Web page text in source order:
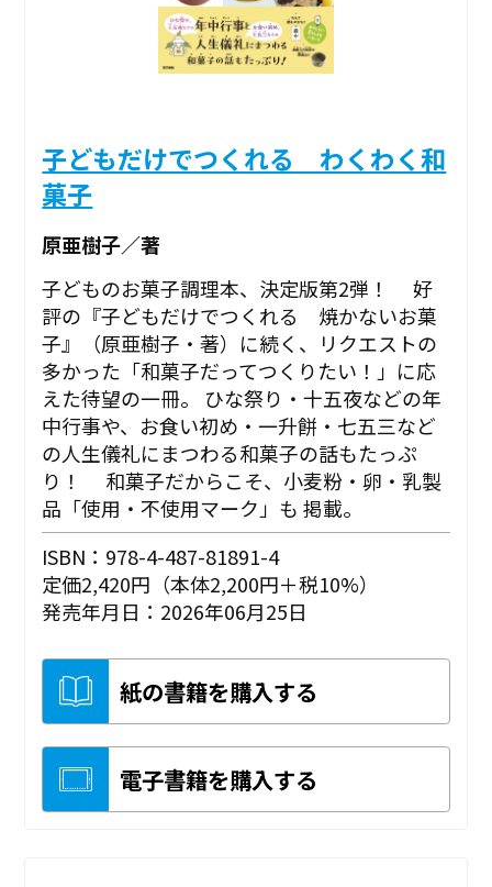
子どもだけでつくれる わくわく和
菓子
原亜樹子／著
子どものお菓子調理本、決定版第2弾！ 好
評の『子どもだけでつくれる 焼かないお菓
子』（原亜樹子・著）に続く、リクエストの
多かった「和菓子だってつくりたい！」に応
えた待望の一冊。 ひな祭り・十五夜などの年
中行事や、お食い初め・一升餅・七五三など
の人生儀礼にまつわる和菓子の話もたっぷ
り！ 和菓子だからこそ、小麦粉・卵・乳製
品「使用・不使用マーク」も 掲載。
ISBN：978-4-487-81891-4
定価2,420円（本体2,200円＋税10%）
発売年月日：2026年06月25日
紙の書籍を購入する
電子書籍を購入する